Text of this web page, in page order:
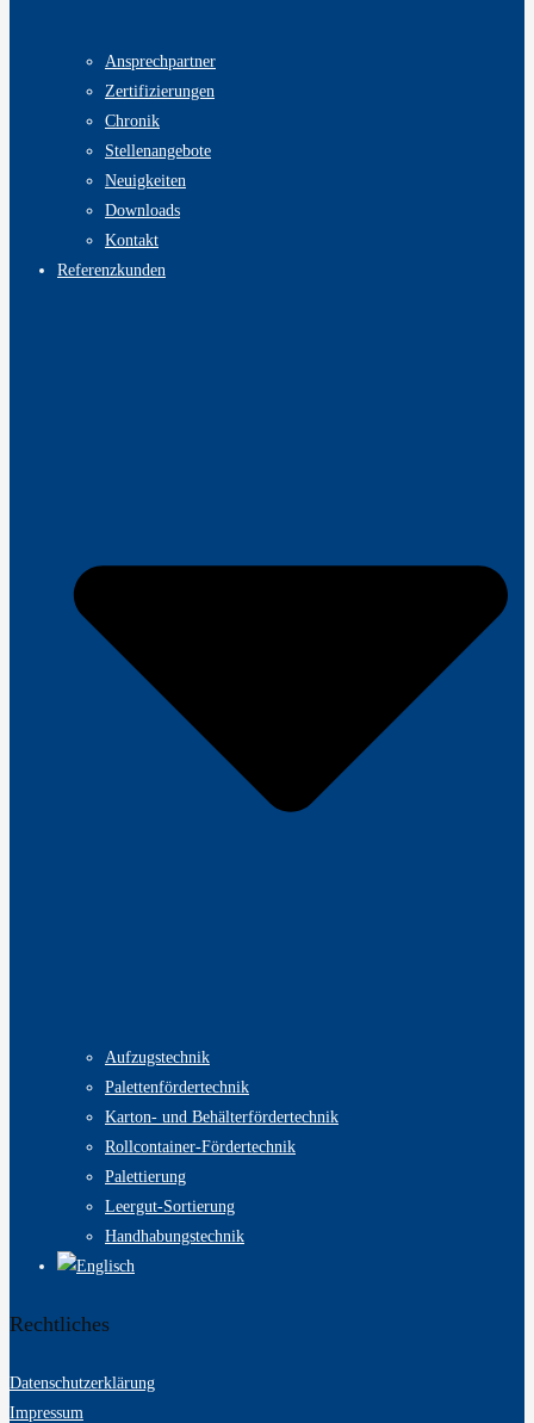
Ansprechpartner
Zertifizierungen
Chronik
Stellenangebote
Neuigkeiten
Downloads
Kontakt
Referenzkunden
Aufzugstechnik
Palettenfördertechnik
Karton- und Behälterfördertechnik
Rollcontainer-Fördertechnik
Palettierung
Leergut-Sortierung
Handhabungstechnik
Rechtliches
Datenschutzerklärung
Impressum